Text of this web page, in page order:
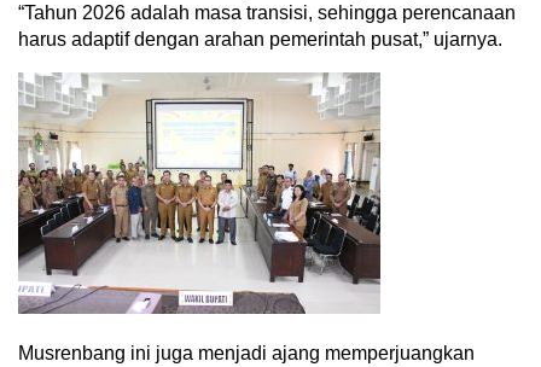
“Tahun 2026 adalah masa transisi, sehingga perencanaan
harus adaptif dengan arahan pemerintah pusat,” ujarnya.
Musrenbang ini juga menjadi ajang memperjuangkan